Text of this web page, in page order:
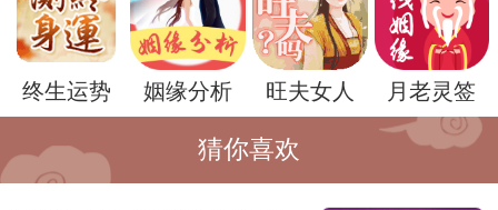
种愿望的实现和满足。反之，如果你在梦中
感到焦虑或不安，那么可能代表着你对某种
问题或困扰的担忧。
此外，梦见买大馍还可能受到个人经历和情
绪状态的影响。比如，如果你最近有过饥饿
终生运势 姻缘分析 旺夫女人 月老灵签
猜你喜欢